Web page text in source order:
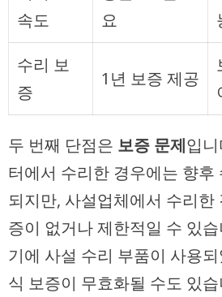
속도
요
수리 보
증
1년 보증 제공
두 번째 단점은 보증 문제입
터에서 수리한 경우에는 향후
되지만, 사설업체에서 수리한
증이 없거나 제한적일 수 있
기에 사설 수리 부품이 사용
식 보증이 무효화될 수도 있